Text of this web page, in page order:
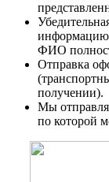
информацию
ФИО
Отправка
получении).
Мы
по которой